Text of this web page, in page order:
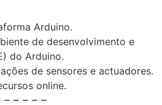
Arduino.
de desenvolvimento e
do Arduino.
de sensores e actuadores.
online.
– – – – –